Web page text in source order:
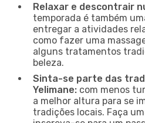
Relaxar e descontrair
temporada é também
entregar a atividades
como fazer uma
alguns tratamentos
beleza.
Sinta-se parte das
Yelimane: com menos
a melhor altura para se
tradições locais. Faça